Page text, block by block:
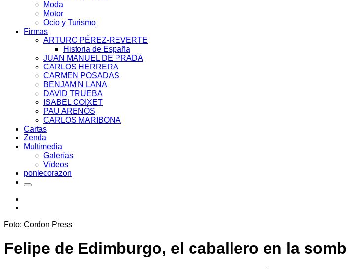
Moda
Motor
Ocio y Turismo
Firmas
ARTURO PÉREZ-REVERTE
Historia de España
JUAN MANUEL DE PRADA
CARLOS HERRERA
CARMEN POSADAS
BENJAMÍN LANA
DAVID TRUEBA
ISABEL COIXET
PAU ARENÓS
CARLOS MARIBONA
Cartas
Zenda
Multimedia
Galerías
Vídeos
ponlecorazon
Foto: Cordon Press
Felipe de Edimburgo, el caballero en la